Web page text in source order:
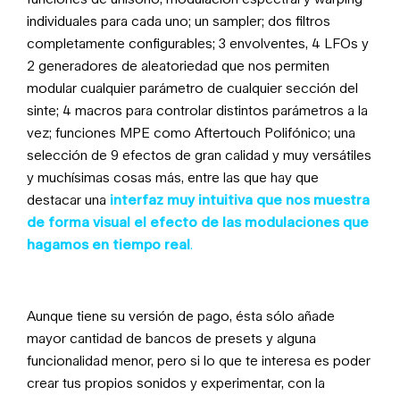
individuales para cada uno; un sampler; dos filtros
completamente configurables; 3 envolventes, 4 LFOs y
2 generadores de aleatoriedad que nos permiten
modular cualquier parámetro de cualquier sección del
sinte; 4 macros para controlar distintos parámetros a la
vez; funciones MPE como Aftertouch Polifónico; una
selección de 9 efectos de gran calidad y muy versátiles
y muchísimas cosas más, entre las que hay que
destacar una interfaz muy intuitiva que nos muestra
de forma visual el efecto de las modulaciones que
hagamos en tiempo real.
Aunque tiene su versión de pago, ésta sólo añade
mayor cantidad de bancos de presets y alguna
funcionalidad menor, pero si lo que te interesa es poder
crear tus propios sonidos y experimentar, con la